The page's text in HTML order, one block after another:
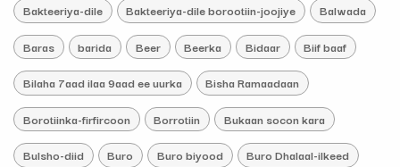
Bakteeriya-dile Bakteeriya-dile borootiin-joojiye Balwada
Baras barida Beer Beerka Bidaar Biif baaf
Bilaha 7aad ilaa 9aad ee uurka Bisha Ramaadaan
Borotiinka-firfircoon Borrotiin Bukaan socon kara
Bulsho-diid Buro Buro biyood Buro Dhalaal-ilkeed